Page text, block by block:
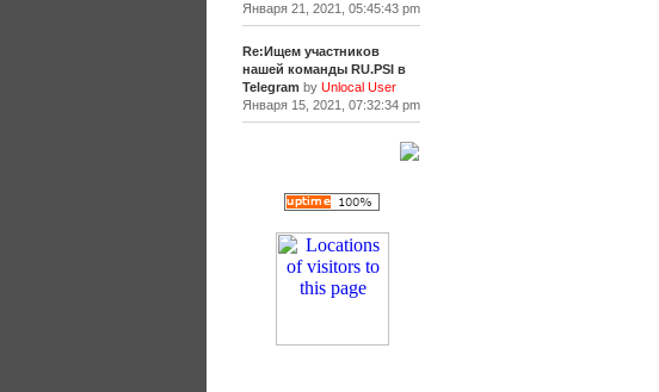
Января 21, 2021, 05:45:43 pm
Re:Ищем участников
нашей команды RU.PSI в
Telegram by Unlocal User
Января 15, 2021, 07:32:34 pm